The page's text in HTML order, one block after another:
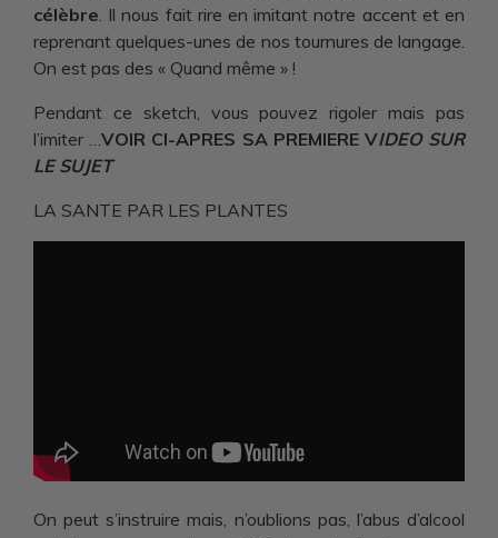
célèbre. Il nous fait rire en imitant notre accent et en
reprenant quelques-unes de nos tournures de langage.
On est pas des « Quand même » !
Pendant ce sketch, vous pouvez rigoler mais pas
l’imiter …VOIR CI-APRES SA PREMIERE VIDEO SUR
LE SUJET
LA SANTE PAR LES PLANTES
On peut s’instruire mais, n’oublions pas, l’abus d’alcool